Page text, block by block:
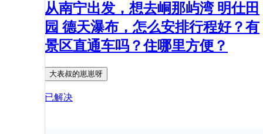
从南宁出发，想去峒那屿湾 明仕田
园 德天瀑布，怎么安排行程好？有
景区直通车吗？住哪里方便？
大表叔的崽崽呀
已解决